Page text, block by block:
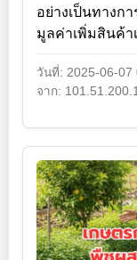
อย่างเป็นทางก
มูลค่าเพิ่มสินค้า
วันที่: 2025-06-07
จาก: